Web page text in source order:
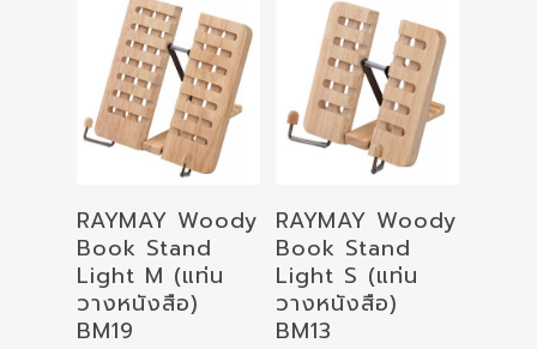
Add To Cart
RAYMAY Woody
Book Stand
Light M (แท่น
วางหนังสือ)
BM19
Read More
RAYMAY Woody
Book Stand
Light S (แท่น
วางหนังสือ)
BM13